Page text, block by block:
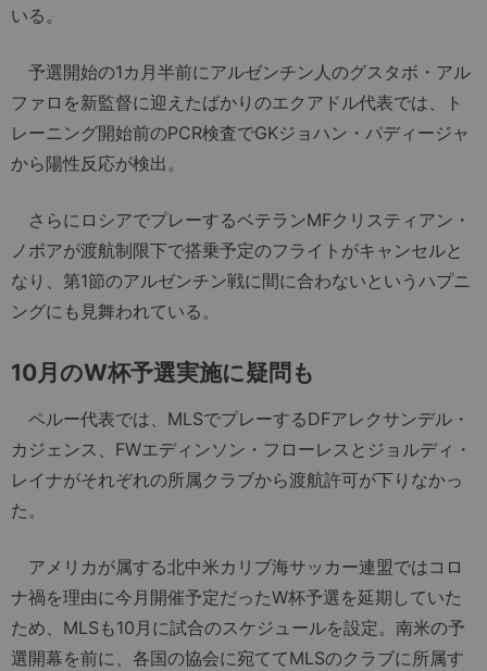
いる。
予選開始の1カ月半前にアルゼンチン人のグスタボ・アル
ファロを新監督に迎えたばかりのエクアドル代表では、ト
レーニング開始前のPCR検査でGKジョハン・パディージャ
から陽性反応が検出。
さらにロシアでプレーするベテランMFクリスティアン・
ノボアが渡航制限下で搭乗予定のフライトがキャンセルと
なり、第1節のアルゼンチン戦に間に合わないというハプニ
ングにも見舞われている。
10月のW杯予選実施に疑問も
ペルー代表では、MLSでプレーするDFアレクサンデル・
カジェンス、FWエディンソン・フローレスとジョルディ・
レイナがそれぞれの所属クラブから渡航許可が下りなかっ
た。
アメリカが属する北中米カリブ海サッカー連盟ではコロ
ナ禍を理由に今月開催予定だったW杯予選を延期していた
ため、MLSも10月に試合のスケジュールを設定。南米の予
選開幕を前に、各国の協会に宛ててMLSのクラブに所属す